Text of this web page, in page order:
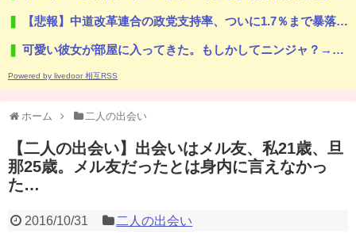
【悲報】中道改革連合の政党支持率、ついに1.7％まで暴落で野党6番手に沈没してしまう → ﾈｯﾄ「共産党以下ｗ」「週刊誌ネタと内輪揉め政党」「ざまぁｗ」
可愛い彼女が部屋に入ってきた。もしかしてニンジャ？→スタイリッシュな動きはこちらです…
Powered by livedoor 相互RSS
ホーム 二人の出会い
【二人の出会い】出会いはメル友、私21歳、旦
那25歳。メル友だったとは身内に言えなかっ
た…
2016/10/31 二人の出会い